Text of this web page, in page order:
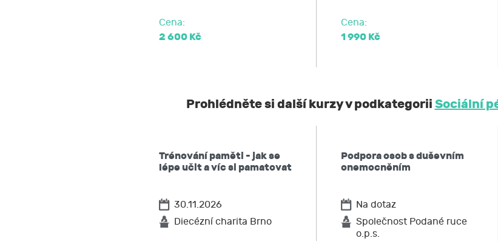
Cena:
2 600 Kč
Cena:
1 990 Kč
Prohlédněte si další kurzy v podkategorii Sociální
Trénování paměti - jak se
lépe učit a víc si pamatovat
30.11.2026
Diecézní charita Brno
Podpora osob s duševním
onemocněním
Na dotaz
Společnost Podané ruce
o.p.s.